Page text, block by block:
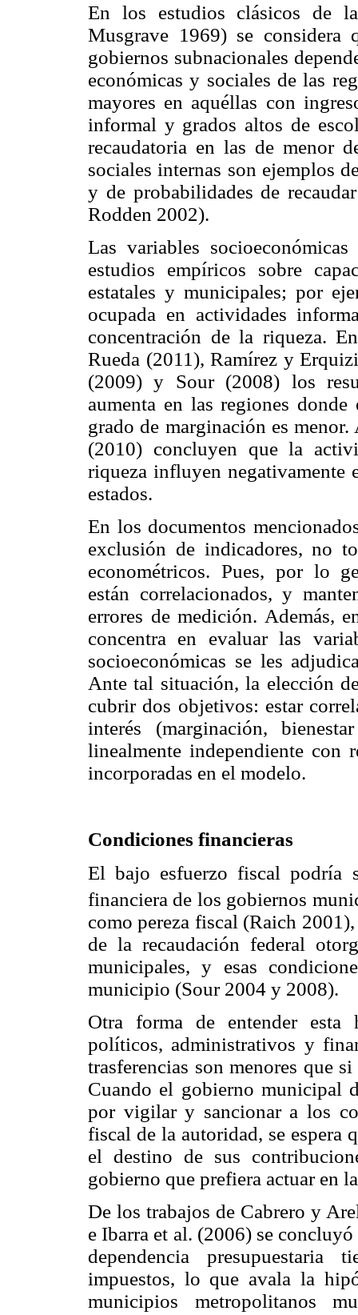
En los estudios clásicos de
Musgrave 1969) se considera
gobiernos subnacionales
económicas y sociales de las
mayores en aquéllas con
informal y grados altos de
recaudatoria en las de menor
sociales internas son ejemplos
y de probabilidades de
Rodden 2002).
Las variables
estudios empíricos sobre
estatales y municipales; por
ocupada en actividades
concentración de la riqueza.
Rueda (2011), Ramírez y
(2009) y Sour (2008) los
aumenta en las regiones
grado de marginación es
(2010) concluyen que la
riqueza influyen negativamente
estados.
En los documentos
exclusión de indicadores, no
econométricos. Pues, por lo
están correlacionados, y
errores de medición. Además,
concentra en evaluar las
socioeconómicas se les
Ante tal situación, la elección
cubrir dos objetivos: estar
interés (marginación,
linealmente independiente con
incorporadas en el modelo.
Condiciones financieras
El bajo esfuerzo fiscal podría
financiera de los gobiernos
como pereza fiscal (Raich
de la recaudación federal
municipales, y esas
municipio (Sour 2004 y 2008).
Otra forma de entender esta
políticos, administrativos y
trasferencias son menores que
Cuando el gobierno municipal
por vigilar y sancionar a los
fiscal de la autoridad, se espera
el destino de sus
gobierno que prefiera actuar en
De los trabajos de Cabrero y
e Ibarra et al. (2006) se
dependencia presupuestaria
impuestos, lo que avala la
municipios metropolitanos